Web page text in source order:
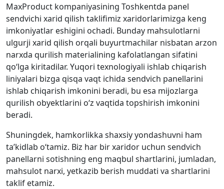
MaxProduct kompaniyasining Toshkentda panel
sendvichi xarid qilish taklifimiz xaridorlarimizga keng
imkoniyatlar eshigini ochadi. Bunday mahsulotlarni
ulgurji xarid qilish orqali buyurtmachilar nisbatan arzon
narxda qurilish materialining kafolatlangan sifatini
qo‘lga kiritadilar. Yuqori texnologiyali ishlab chiqarish
liniyalari bizga qisqa vaqt ichida sendvich panellarini
ishlab chiqarish imkonini beradi, bu esa mijozlarga
qurilish obyektlarini o‘z vaqtida topshirish imkonini
beradi.
Shuningdek, hamkorlikka shaxsiy yondashuvni ham
ta’kidlab o‘tamiz. Biz har bir xaridor uchun sendvich
panellarni sotishning eng maqbul shartlarini, jumladan,
mahsulot narxi, yetkazib berish muddati va shartlarini
taklif etamiz.